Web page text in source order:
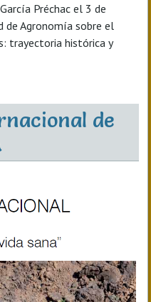
Préchac el 3 de
de Agronomía sobre el
trayectoria histórica y
de